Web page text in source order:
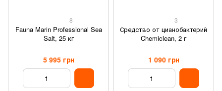
8
Fauna Marin Professional Sea
Salt, 25 кг
5 995 грн
3
Средство от цианобактерий
Chemiclean, 2 г
1 090 грн